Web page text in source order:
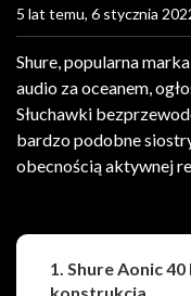
5 lat temu, 6 stycznia
Shure, popularna
audio za oceanem,
Słuchawki
bardzo podobne
obecnością aktywnej
1. Shure Aonic